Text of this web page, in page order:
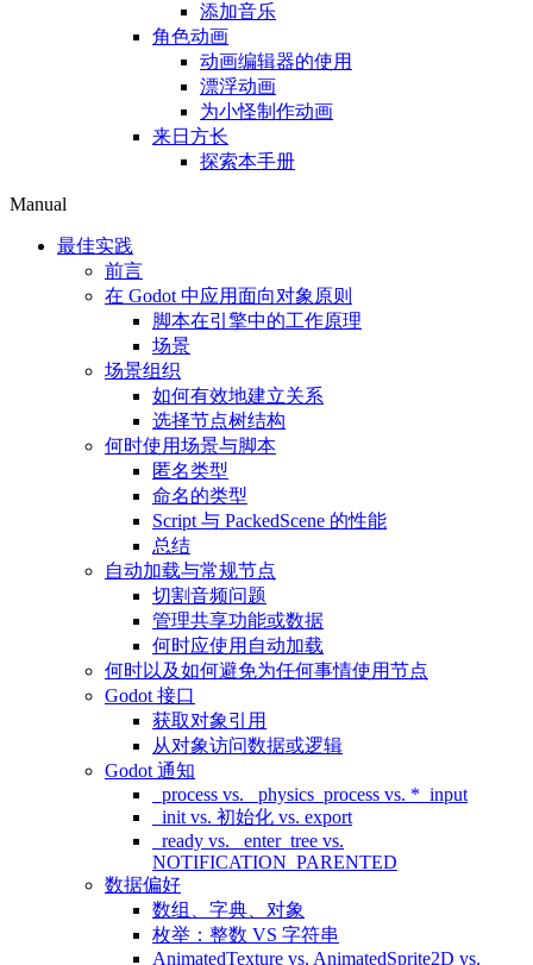
添加音乐
角色动画
动画编辑器的使用
漂浮动画
为小怪制作动画
来日方长
探索本手册
Manual
最佳实践
前言
在 Godot 中应用面向对象原则
脚本在引擎中的工作原理
场景
场景组织
如何有效地建立关系
选择节点树结构
何时使用场景与脚本
匿名类型
命名的类型
Script 与 PackedScene 的性能
总结
自动加载与常规节点
切割音频问题
管理共享功能或数据
何时应使用自动加载
何时以及如何避免为任何事情使用节点
Godot 接口
获取对象引用
从对象访问数据或逻辑
Godot 通知
_process vs. _physics_process vs. *_input
_init vs. 初始化 vs. export
_ready vs. _enter_tree vs.
NOTIFICATION_PARENTED
数据偏好
数组、字典、对象
枚举：整数 VS 字符串
AnimatedTexture vs. AnimatedSprite2D vs.